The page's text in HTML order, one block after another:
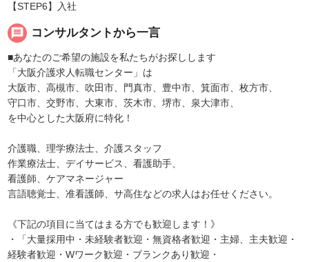
【STEP6】入社
message コンサルタントから一言
■あなたのご希望の施設を私たちがお探しします
「大阪介護求人転職センター」は
大阪市、高槻市、吹田市、門真市、豊中市、箕面市、枚方市、
守口市、交野市、大東市、茨木市、堺市、泉大津市、
を中心とした大阪府に特化！
介護職、理学療法士、介護スタッフ
作業療法士、デイサービス、看護助手、
看護師、ケアマネージャー
言語聴覚士、准看護師、サ高住などの求人はお任せください。
《下記の項目に当てはまる方でも歓迎します！》
・「大量採用中・未経験者歓迎・無資格者歓迎・主婦、主夫歓迎・
経験者歓迎・Wワーク歓迎・ブランクあり歓迎・